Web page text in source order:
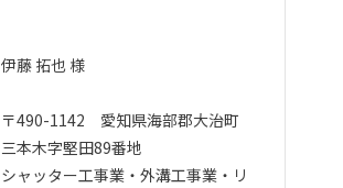
伊藤 拓也 様
〒490-1142 愛知県海部郡大治町
三本木字堅田89番地
シャッター工事業・外溝工事業・リ